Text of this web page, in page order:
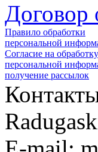
Договор
Правило обработки
персональной
Согласие на обработку
персональной
получение рассылок